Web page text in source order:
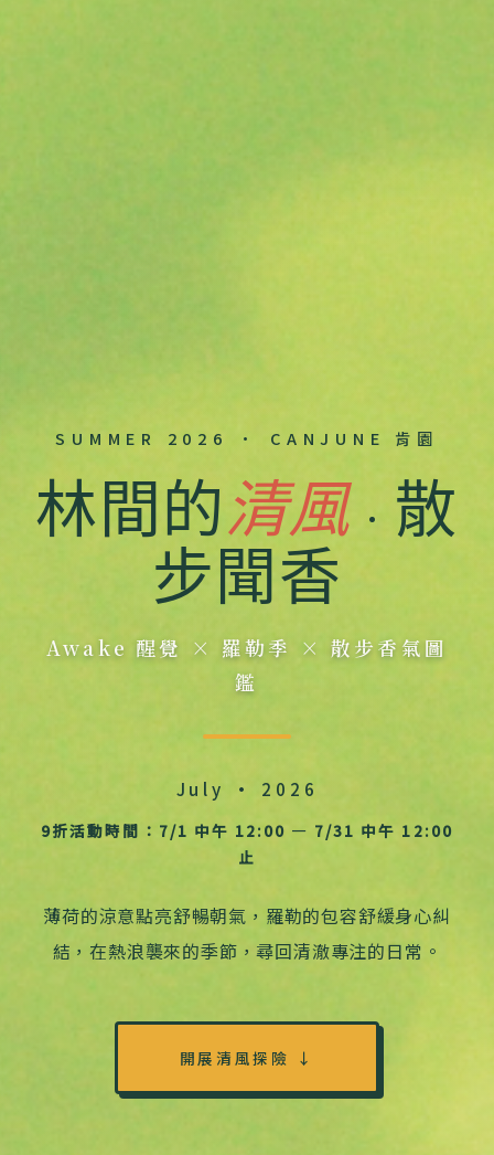
SUMMER 2026 · CANJUNE 肯園
林間的清風· 散
步聞香
Awake 醒覺 × 羅勒季 × 散步香氣圖
鑑
July · 2026
9折活動時間：7/1 中午 12:00 — 7/31 中午 12:00
止
薄荷的涼意點亮舒暢朝氣，羅勒的包容舒緩身心糾
結，在熱浪襲來的季節，尋回清澈專注的日常。
開展清風探險 ↓